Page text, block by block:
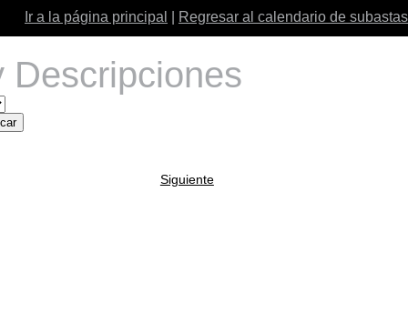
Ir a la página principal Regresar al calendario de subastas
Descripciones
Siguiente